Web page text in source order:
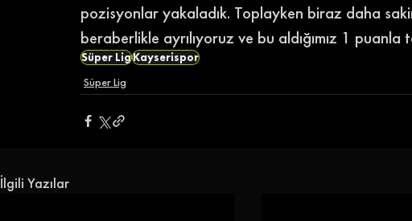
pozisyonlar yakaladık. Toplayken biraz daha
beraberlikle ayrılıyoruz ve bu aldığımız 1
Süper LigKayserispor
Süper Lig
İlgili Yazılar